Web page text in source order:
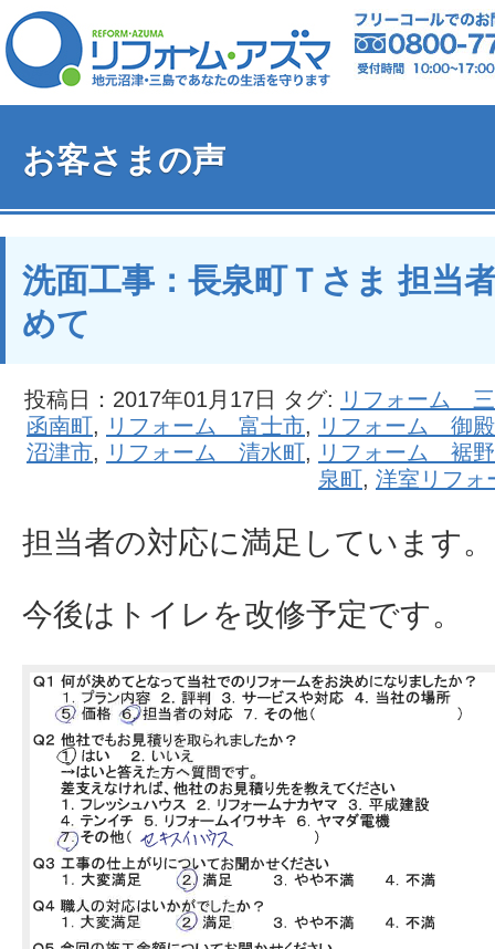
お客さまの声
洗面工事：長泉町Ｔさま 担当
めて
投稿日：2017年01月17日 タグ: リフォーム
函南町, リフォーム 富士市, リフォーム 御
沼津市, リフォーム 清水町, リフォーム 裾
泉町, 洋室リフォ
担当者の対応に満足しています。
今後はトイレを改修予定です。